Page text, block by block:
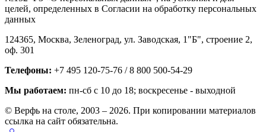
целей, определенных в Согласии на обработку персональных
данных
124365, Москва, Зеленоград, ул. Заводская, 1"Б", строение 2,
оф. 301
Телефоны: +7 495 120-75-76 / 8 800 500-54-29
Мы работаем: пн-сб с 10 до 18; воскресенье - выходной
© Верфь на столе, 2003 – 2026. При копировании материалов
ссылка на сайт обязательна.